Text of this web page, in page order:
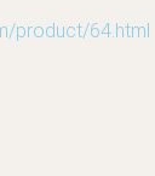
product/64.html